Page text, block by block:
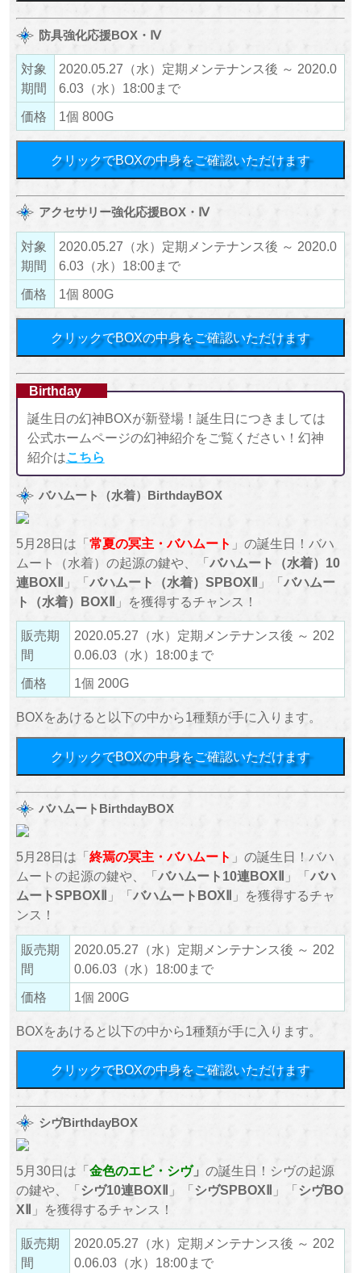
防具強化応援BOX・Ⅳ
対象
期間
2020.05.27（水）定期メンテナンス後 ～ 2020.0
6.03（水）18:00まで
価格
1個 800G
クリックでBOXの中身をご確認いただけます
アクセサリー強化応援BOX・Ⅳ
対象
期間
2020.05.27（水）定期メンテナンス後 ～ 2020.0
6.03（水）18:00まで
価格
1個 800G
クリックでBOXの中身をご確認いただけます
Birthday
誕生日の幻神BOXが新登場！誕生日につきましては
公式ホームページの幻神紹介をご覧ください！幻神
紹介はこちら
バハムート（水着）BirthdayBOX
5月28日は「常夏の冥主・バハムート 」の誕生日！バハ
ムート（水着）の起源の鍵や、「バハムート（水着）10
連BOXⅡ 」「バハムート（水着）SPBOXⅡ 」「バハムー
ト（水着）BOXⅡ 」を獲得するチャンス！
販売期
間
2020.05.27（水）定期メンテナンス後 ～ 202
0.06.03（水）18:00まで
価格
1個 200G
BOXをあけると以下の中から1種類が手に入ります。
クリックでBOXの中身をご確認いただけます
バハムートBirthdayBOX
5月28日は「 終焉の冥主・バハムート 」の誕生日！バハ
ムートの起源の鍵や、「 バハムート10連BOXⅡ 」「 バハ
ムートSPBOXⅡ
」「 バハムートBOXⅡ
」を獲得するチャ
ンス！
販売期
間
2020.05.27（水）定期メンテナンス後 ～ 202
0.06.03（水）18:00まで
価格
1個 200G
BOXをあけると以下の中から1種類が手に入ります。
クリックでBOXの中身をご確認いただけます
シヴBirthdayBOX
5月30日は「金色のエピ・シヴ」 の誕生日！シヴの起源
の鍵や、「シヴ10連BOXⅡ 」「シヴSPBOXⅡ 」「シヴBO
XⅡ 」を獲得するチャンス！
販売期
間
2020.05.27（水）定期メンテナンス後 ～ 202
0.06.03（水）18:00まで